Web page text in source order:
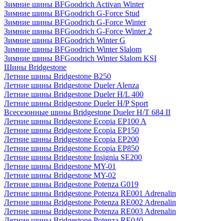
Зимние шины BFGoodrich Activan Winter
Зимние шины BFGoodrich G-Force Stud
Зимние шины BFGoodrich G-Force Winter
Зимние шины BFGoodrich G-Force Winter 2
Зимние шины BFGoodrich Winter G
Зимние шины BFGoodrich Winter Slalom
Зимние шины BFGoodrich Winter Slalom KSI
Шины Bridgestone
Летние шины Bridgestone B250
Летние шины Bridgestone Dueler Alenza
Летние шины Bridgestone Dueler H/L 400
Летние шины Bridgestone Dueler H/P Sport
Всесезонные шины Bridgestone Dueler H/T 684 II
Летние шины Bridgestone Ecopia EP100 A
Летние шины Bridgestone Ecopia EP150
Летние шины Bridgestone Ecopia EP200
Летние шины Bridgestone Ecopia EP850
Летние шины Bridgestone Insignia SE200
Летние шины Bridgestone MY-01
Летние шины Bridgestone MY-02
Летние шины Bridgestone Potenza G019
Летние шины Bridgestone Potenza RE001 Adrenalin
Летние шины Bridgestone Potenza RE002 Adrenalin
Летние шины Bridgestone Potenza RE003 Adrenalin